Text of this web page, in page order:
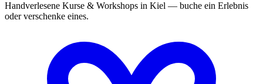
Handverlesene Kurse & Workshops in Kiel — buche ein Erlebnis
oder verschenke eines.